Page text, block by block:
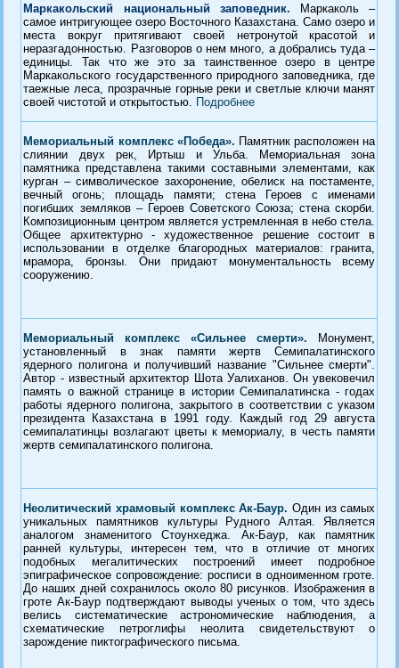
Маркакольский национальный заповедник.
Маркаколь –
самое интригующее озеро Восточного Казахстана. Само озеро и
места вокруг притягивают своей нетронутой красотой и
неразгадонностью. Разговоров о нем много, а добрались туда –
единицы. Так что же это за таинственное озеро в центре
Маркакольского государственного природного заповедника, где
таежные леса, прозрачные горные реки и светлые ключи манят
своей чистотой и открытостью.
Подробнее
Мемориальный комплекс «Победа». Памятник расположен на
слиянии двух рек, Иртыш и Ульба. Мемориальная зона
памятника представлена такими составными элементами, как
курган – символическое захоронение, обелиск на постаменте,
вечный огонь; площадь памяти; стена Героев с именами
погибших земляков – Героев Советского Союза; стена скорби.
Композиционным центром является устремленная в небо стела.
Общее архитектурно - художественное решение состоит в
использовании в отделке благородных материалов: гранита,
мрамора, бронзы. Они придают монументальность всему
сооружению.
Мемориальный комплекс «Сильнее смерти». Монумент,
установленный в знак памяти жертв Семипалатинского
ядерного полигона и получивший название "Сильнее смерти".
Автор - известный архитектор Шота Уалиханов. Он увековечил
память о важной странице в истории Семипалатинска - годах
работы ядерного полигона, закрытого в соответствии с указом
президента Казахстана в 1991 году. Каждый год 29 августа
семипалатинцы возлагают цветы к мемориалу, в честь памяти
жертв семипалатинского полигона.
Неолитический храмовый комплекс Ак-Баур. Один из самых
уникальных памятников культуры Рудного Алтая. Является
аналогом знаменитого Стоунхеджа. Ак-Баур, как памятник
ранней культуры, интересен тем, что в отличие от многих
подобных мегалитических построений имеет подробное
эпиграфическое сопровождение: росписи в одноименном гроте.
До наших дней сохранилось около 80 рисунков. Изображения в
гроте Ак-Баур подтверждают выводы ученых о том, что здесь
велись систематические астрономические наблюдения, а
схематические петроглифы неолита свидетельствуют о
зарождение пиктографического письма.